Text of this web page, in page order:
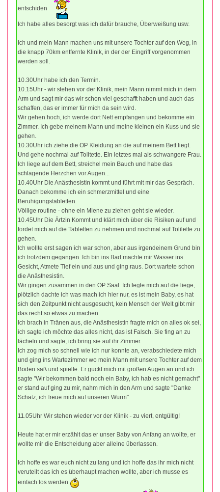
entschiden
Ich habe alles besorgt was ich dafür brauche, Überweißung usw.
Ich und mein Mann machen uns mit unsere Tochter auf den Weg, in
die knapp 70km entfernte Klinik, in der der Eingriff vorgenommen
werden soll.
10.30Uhr habe ich den Termin.
10.15Uhr - wir stehen vor der Klinik, mein Mann nimmt mich in dem
Arm und sagt mir das wir schon viel geschafft haben und auch das
schaffen, das er immer für mich da sein wird.
Wir gehen hoch, ich werde dort Nett empfangen und bekomme ein
Zimmer. Ich gebe meinem Mann und meine kleinen ein Kuss und sie
gehen.
10.30Uhr ich ziehe die OP Kleidung an die auf meinem Bett liegt.
Und gehe nochmal auf Tolitette. Ein letztes mal als schwangere Frau.
Ich liege auf dem Bett, streichel mein Bauch und habe das
schlagende Herzchen vor Augen...
10.40Uhr Die Anästhesistin kommt und führt mit mir das Gespräch.
Danach bekomme ich ein schmerzmittel und eine
Beruhigungstabletten.
Völlige routine - ohne ein Miene zu ziehen geht sie wieder.
10.45Uhr Die Ärtzin Kommt und klärt mich über die Risiken auf und
fordet mich auf die Tabletten zu nehmen und nochmal auf Tolilette zu
gehen.
Ich wollte erst sagen ich war schon, aber aus irgendeinem Grund bin
ich trotzdem gegangen. Ich bin ins Bad machte mir Wasser ins
Gesicht, Atmete Tief ein und aus und ging raus. Dort wartete schon
die Anästhesistin.
Wir gingen zusammen in den OP Saal. Ich legte mich auf die liege,
plötzlich dachte ich was mach ich hier nur, es ist mein Baby, es hat
sich den Zeitpunkt nicht ausgesucht, kein Mensch der Welt gibt mir
das recht so etwas zu machen.
Ich brach in Tränen aus, die Anästhesistin fragte mich on alles ok sei,
ich sagte ich möchte das alles nicht, das ist Falsch. Sie fing an zu
lächeln und sagte, ich bring sie auf ihr Zimmer.
Ich zog mich so schnell wie ich nur konnte an, verabschiedete mich
und ging ins Wartezimmer wo mein Mann mit unsere Tochter auf dem
Boden saß und spielte. Er guckt mich mit großen Augen an und ich
sagte "Wir bekommen bald noch ein Baby, ich hab es nicht gemacht"
er stand auf ging zu mir, nahm mich in den Arm und sagte "Danke
Schatz, ich freue mich auf unseren Wurm"
11.05Uhr Wir stehen wieder vor der Klinik - zu viert, entgültig!
Heute hat er mir erzählt das er unser Baby von Anfang an wollte, er
wollte mir die Entscheidung aber alleine überlassen.
Ich hoffe es war euch nicht zu lang und ich hoffe das ihr mich nicht
veruteilt das ich es überhaupt machen wollte, aber ich musse es
einfach los werden